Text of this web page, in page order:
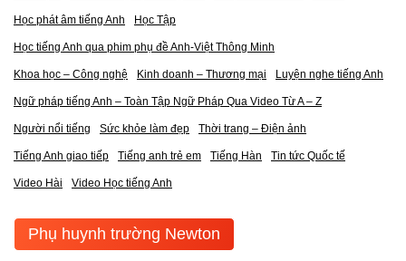
Học phát âm tiếng Anh Học Tập
Học tiếng Anh qua phim phụ đề Anh-Việt Thông Minh
Khoa học – Công nghệ Kinh doanh – Thương mại Luyện nghe tiếng Anh
Ngữ pháp tiếng Anh – Toàn Tập Ngữ Pháp Qua Video Từ A – Z
Người nổi tiếng Sức khỏe làm đẹp Thời trang – Điện ảnh
Tiếng Anh giao tiếp Tiếng anh trẻ em Tiếng Hàn Tin tức Quốc tế
Video Hài Video Học tiếng Anh
Phụ huynh trường Newton